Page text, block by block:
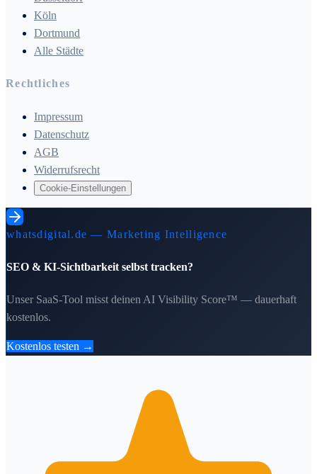
Köln
Dortmund
Alle Städte
Rechtliches
Impressum
Datenschutz
AGB
Widerrufsrecht
Cookie-Einstellungen
whatsdigital.de — Marketing Intelligence
SEO & KI-Sichtbarkeit selbst tracken?
Unser SaaS-Tool misst deinen AI Visibility Score™ — dauerhaft
kostenlos.
Kostenlos testen →